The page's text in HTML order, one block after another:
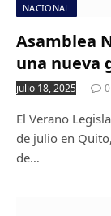
NACIONAL
Asamblea
una nueva
julio 18, 2025 0
El Verano
de julio en
de…